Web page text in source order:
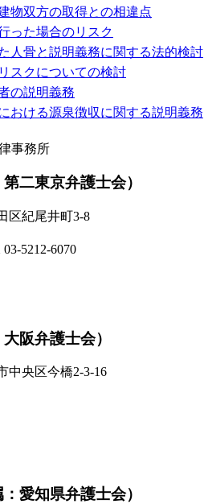
物双方の取得との相違点
った場合のリスク
人骨と説明義務に関する法的検討
スクについての検討
の説明義務
おける源泉徴収に関する説明義務
第二東京弁護士会）
区紀尾井町3-8
5212-6070
大阪弁護士会）
中央区今橋2-3-16
：愛知県弁護士会）